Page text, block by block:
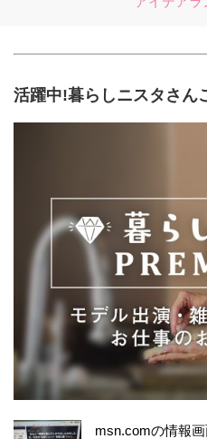
活躍中!暮らしニスタさん
msn.comの情報画